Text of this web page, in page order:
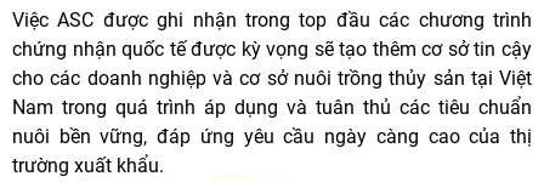
Việc ASC được ghi nhận trong top đầu các chương trình
chứng nhận quốc tế được kỳ vọng sẽ tạo thêm cơ sở tin cậy
cho các doanh nghiệp và cơ sở nuôi trồng thủy sản tại Việt
Nam trong quá trình áp dụng và tuân thủ các tiêu chuẩn
nuôi bền vững, đáp ứng yêu cầu ngày càng cao của thị
trường xuất khẩu.